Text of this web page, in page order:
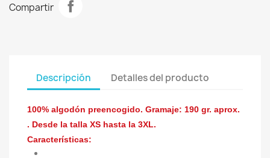
Compartir
Descripción Detalles del producto
100% algodón preencogido. Gramaje: 190 gr. aprox.
. Desde la talla XS hasta la 3XL.
Características: